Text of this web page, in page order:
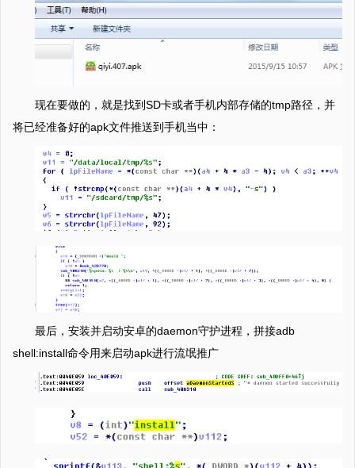
现在要做的，就是找到SD卡或者手机内部存储的tmp路径，并
将已经准备好的apk文件推送到手机当中：
最后，安装并启动安卓的daemon守护进程，拼接adb
shell:install命令用来启动apk进行流氓推广